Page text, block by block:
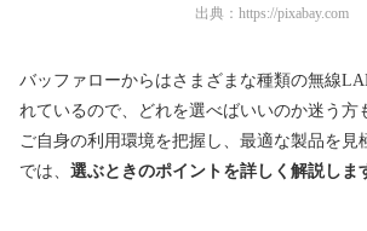
出典： https://pixabay.com
バッファローからはさまざまな種類の無線
れているので、どれを選べばいいのか迷う方
ご自身の利用環境を把握し、最適な製品を見
では、 選ぶときのポイントを詳しく解説しま